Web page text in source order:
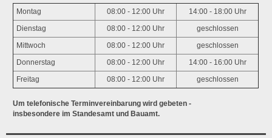
Montag 08:00 - 12:00 Uhr 14:00 - 18:00 Uhr
Dienstag 08:00 - 12:00 Uhr geschlossen
Mittwoch 08:00 - 12:00 Uhr geschlossen
Donnerstag 08:00 - 12:00 Uhr 14:00 - 16:00 Uhr
Freitag 08:00 - 12:00 Uhr geschlossen
Um telefonische Terminvereinbarung wird gebeten -
insbesondere im Standesamt und Bauamt.